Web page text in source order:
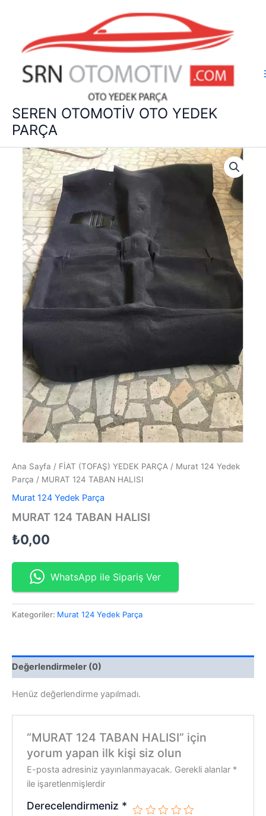
SEREN OTOMOTİV OTO YEDEK
PARÇA
Ana Sayfa / FİAT (TOFAŞ) YEDEK PARÇA / Murat 124 Yedek
Parça / MURAT 124 TABAN HALISI
Murat 124 Yedek Parça
MURAT 124 TABAN HALISI
₺0,00
WhatsApp ile Sipariş Ver
Kategoriler: Murat 124 Yedek Parça
Değerlendirmeler (0)
Henüz değerlendirme yapılmadı.
“MURAT 124 TABAN HALISI” için
yorum yapan ilk kişi siz olun
E-posta adresiniz yayınlanmayacak. Gerekli alanlar *
ile işaretlenmişlerdir
Derecelendirmeniz *